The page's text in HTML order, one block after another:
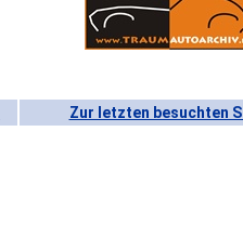
Zur letzten besuchten